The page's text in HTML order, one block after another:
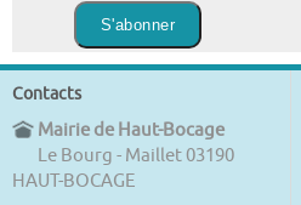
Contacts
Mairie de Haut-Bocage
Le Bourg - Maillet 03190
HAUT-BOCAGE